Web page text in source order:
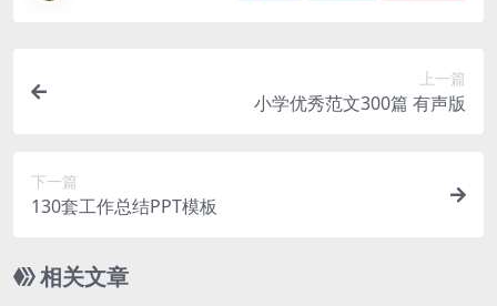
上一篇
小学优秀范文300篇 有声版
下一篇
130套工作总结PPT模板
相关文章